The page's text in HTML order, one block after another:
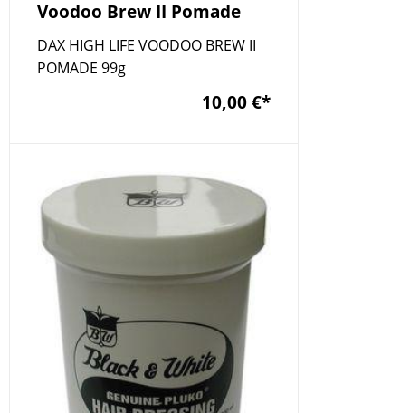
Voodoo Brew II Pomade
DAX HIGH LIFE VOODOO BREW II
POMADE 99g
10,00 €*